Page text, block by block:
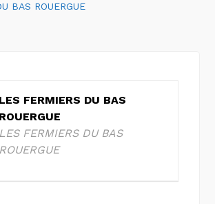
BAS ROUERGUE
LES FERMIERS DU BAS
ROUERGUE
LES FERMIERS DU BAS
ROUERGUE